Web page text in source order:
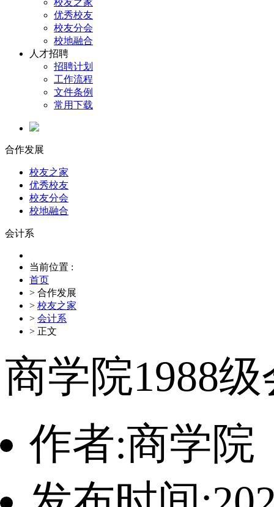
校友之家
优秀校友
校友分会
校地融合
人才招聘
招聘计划
工作流程
文件条例
常用下载
合作发展
校友之家
优秀校友
校友分会
校地融合
会计系
当前位置 :
首页
> 合作发展
> 校友之家
> 会计系
> 正文
商学院1988
作者:商学院